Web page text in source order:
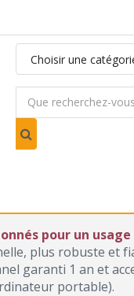
pour un
plus robuste et
garanti 1 an et
portable).